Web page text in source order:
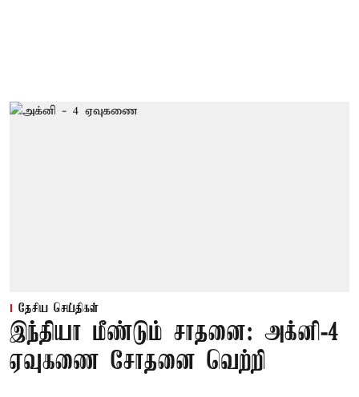
தேசிய செய்திகள்
இந்தியா மீண்டும் சாதனை: அக்னி-4
ஏவுகணை சோதனை வெற்றி